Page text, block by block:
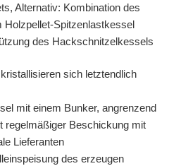
Alternativ: Kombination des
Holzpellet-Spitzenlastkessel
des Hackschnitzelkessels
sich letztendlich
mit einem Bunker, angrenzend
regelmäßiger Beschickung mit
Lieferanten
des erzeugen